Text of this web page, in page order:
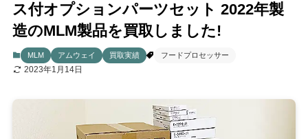
ス付オプションパーツセット 2022年製
造のMLM製品を買取しました!
MLM アムウェイ 買取実績 フードプロセッサー
2023年1月14日